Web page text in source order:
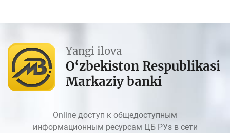
Yangi ilova
O‘zbekiston Respublikasi
Markaziy banki
Online доступ к общедоступным
информационным ресурсам ЦБ РУз в сети